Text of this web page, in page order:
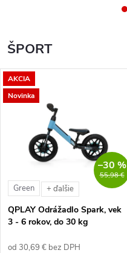
ŠPORT
AKCIA
Novinka
55,98 €
–30 %
Green + ďalšie
QPLAY Odrážadlo Spark, vek
3 - 6 rokov, do 30 kg
od 30,69 € bez DPH